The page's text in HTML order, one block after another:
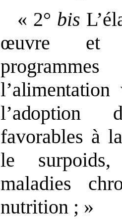
« 2° bis
œuvre et
l’adoption
favorables à
le
maladies
nutrition ; »